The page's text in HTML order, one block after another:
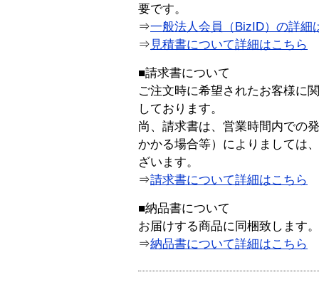
要です。
⇒一般法人会員（BizID）の詳細
⇒ 見積書について詳細はこちら
■請求書について
ご注文時に希望されたお客様に
しております。
尚、請求書は、営業時間内での
かかる場合等）によりましては
ざいます。
⇒請求書について詳細はこちら
■納品書について
お届けする商品に同梱致します。
⇒納品書について詳細はこちら